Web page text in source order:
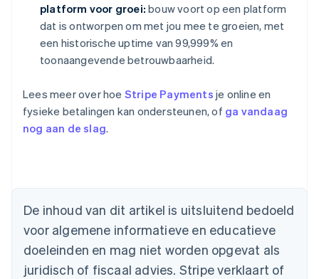
platform voor groei: bouw voort op een platform
dat is ontworpen om met jou mee te groeien, met
een historische uptime van 99,999% en
toonaangevende betrouwbaarheid.
Lees meer over hoe Stripe Payments je online en
fysieke betalingen kan ondersteunen, of ga vandaag
nog aan de slag.
De inhoud van dit artikel is uitsluitend bedoeld
voor algemene informatieve en educatieve
doeleinden en mag niet worden opgevat als
juridisch of fiscaal advies. Stripe verklaart of
Português English
Bulgarije
English
Canada
EnglishFrançais